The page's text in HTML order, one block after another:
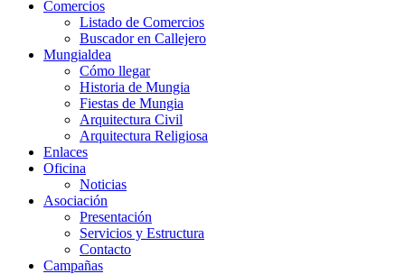
Comercios
Listado de Comercios
Buscador en Callejero
Mungialdea
Cómo llegar
Historia de Mungia
Fiestas de Mungia
Arquitectura Civil
Arquitectura Religiosa
Enlaces
Oficina
Noticias
Asociación
Presentación
Servicios y Estructura
Contacto
Campañas